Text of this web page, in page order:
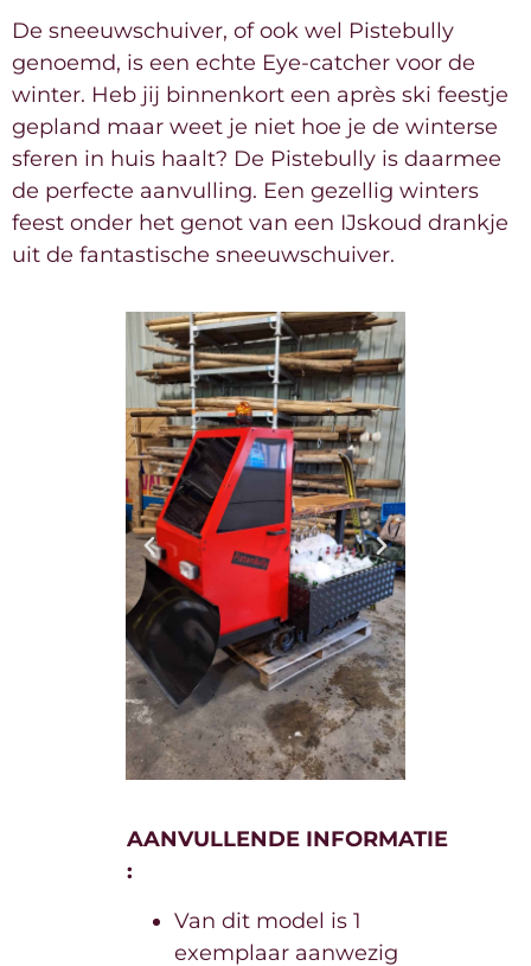
De sneeuwschuiver, of ook wel Pistebully
genoemd, is een echte Eye-catcher voor de
winter. Heb jij binnenkort een après ski feestje
gepland maar weet je niet hoe je de winterse
sferen in huis haalt? De Pistebully is daarmee
de perfecte aanvulling. Een gezellig winters
feest onder het genot van een IJskoud drankje
uit de fantastische sneeuwschuiver.
AANVULLENDE INFORMATIE
:
Van dit model is 1
exemplaar aanwezig